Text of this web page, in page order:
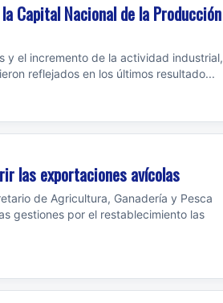
Capital Nacional de la Producción
y el incremento de la actividad industrial,
reflejados en los últimos resultado...
las exportaciones avícolas
de Agricultura, Ganadería y Pesca
gestiones por el restablecimiento las